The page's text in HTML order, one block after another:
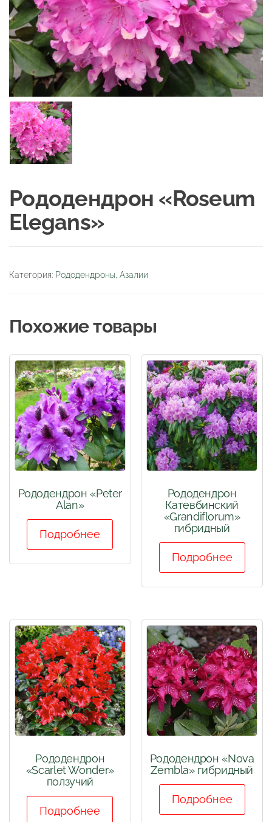
Рододендрон «Roseum
Elegans»
Категория: Рододендроны, Азалии
Похожие товары
Рододендрон «Peter
Alan»
Подробнее
Рододендрон
Катевбинский
«Grandiflorum»
гибридный
Подробнее
Рододендрон
«Scarlet Wonder»
ползучий
Подробнее
Рододендрон «Nova
Zembla» гибридный
Подробнее